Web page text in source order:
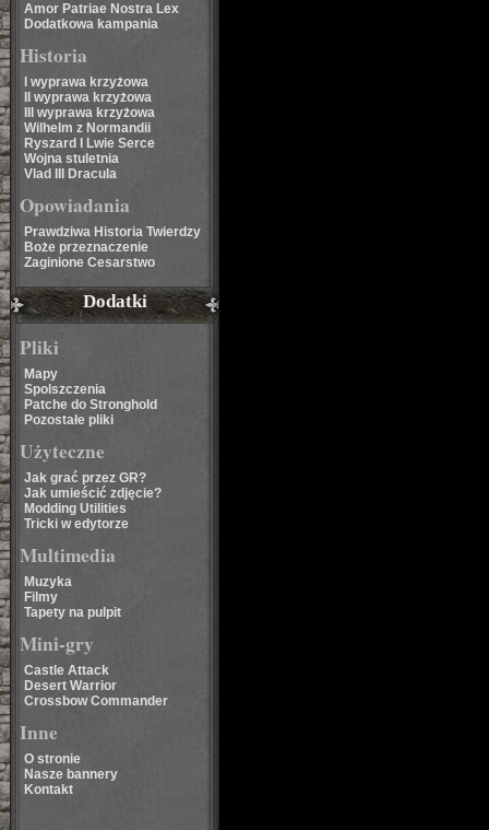
Amor Patriae Nostra Lex
Dodatkowa kampania
Historia
I wyprawa krzyżowa
II wyprawa krzyżowa
III wyprawa krzyżowa
Wilhelm z Normandii
Ryszard I Lwie Serce
Wojna stuletnia
Vlad III Dracula
Opowiadania
Prawdziwa Historia Twierdzy
Boże przeznaczenie
Zaginione Cesarstwo
Dodatki
Pliki
Mapy
Spolszczenia
Patche do Stronghold
Pozostałe pliki
Użyteczne
Jak grać przez GR?
Jak umieścić zdjęcie?
Modding Utilities
Tricki w edytorze
Multimedia
Muzyka
Filmy
Tapety na pulpit
Mini-gry
Castle Attack
Desert Warrior
Crossbow Commander
Inne
O stronie
Nasze bannery
Kontakt